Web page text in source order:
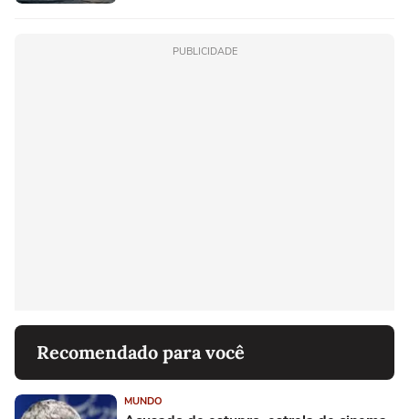
PUBLICIDADE
Recomendado para você
MUNDO